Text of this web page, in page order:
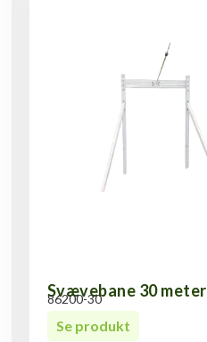
Svævebane 30 meter
86200-30
Se produkt